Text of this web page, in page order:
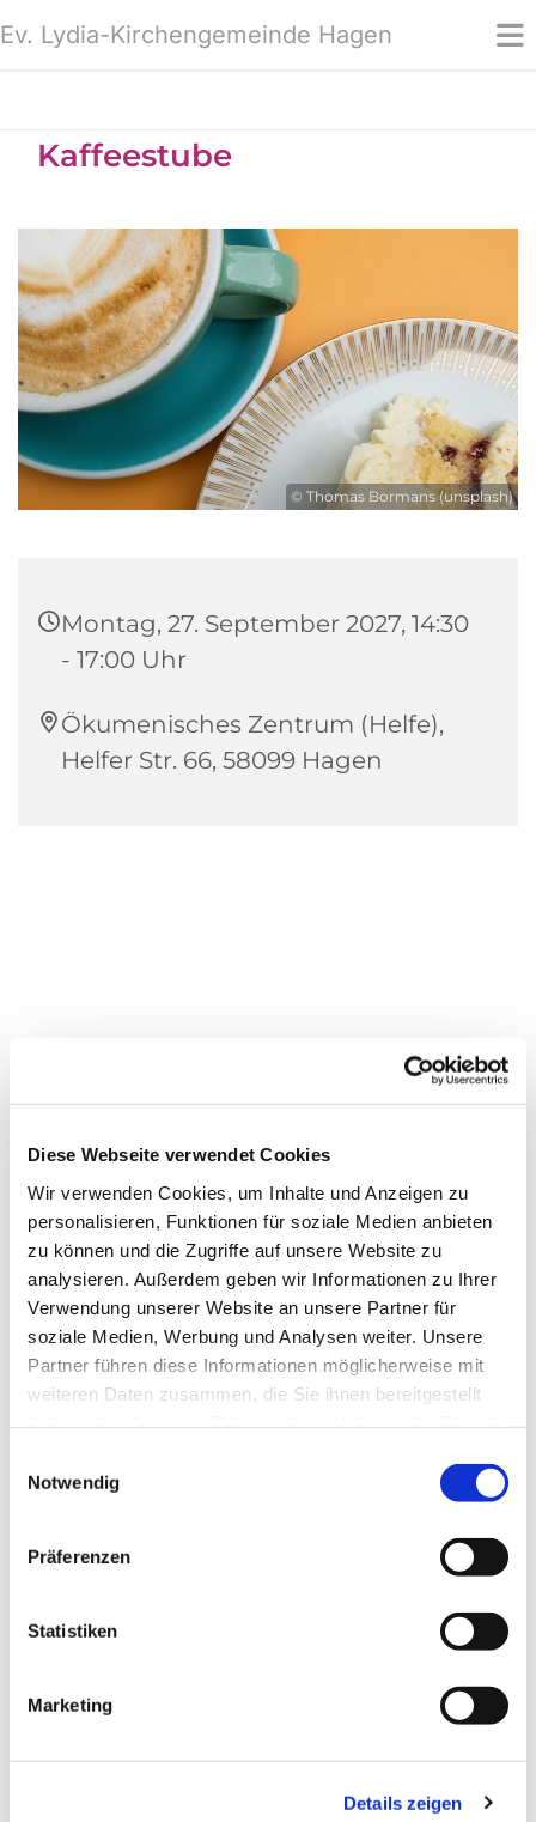
Diese Webseite verwendet Cookies
Wir verwenden Cookies, um Inhalte und Anzeigen zu
personalisieren, Funktionen für soziale Medien anbieten
zu können und die Zugriffe auf unsere Website zu
analysieren. Außerdem geben wir Informationen zu Ihrer
Verwendung unserer Website an unsere Partner für
soziale Medien, Werbung und Analysen weiter. Unsere
Partner führen diese Informationen möglicherweise mit
weiteren Daten zusammen, die Sie ihnen bereitgestellt
Notwendig
Präferenzen
Statistiken
Marketing
Details zeigen
Ev. Lydia-Kirchengemeinde Hagen
Kaffeestube
© Thomas Bormans (unsplash)
Montag, 27. September 2027, 14:30
- 17:00 Uhr
Ökumenisches Zentrum (Helfe),
Helfer Str. 66, 58099 Hagen
Dies könnte Sie auch
interessieren